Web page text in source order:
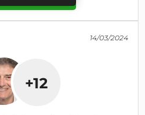
14/03/2024
+12